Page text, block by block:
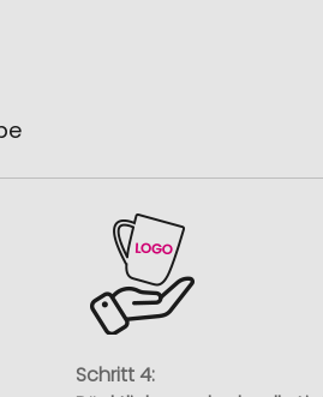
Schritt 4: